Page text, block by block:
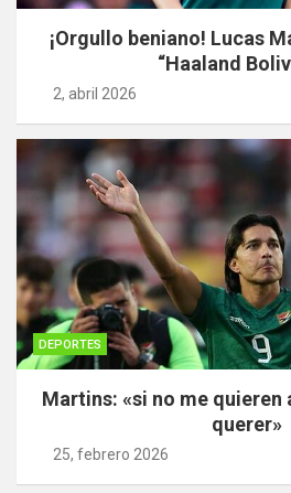
¡Orgullo beniano! Lucas
“Haaland
2, abril 2026
DEPORTES
Martins: «si no me quieren
querer»
25, febrero 2026